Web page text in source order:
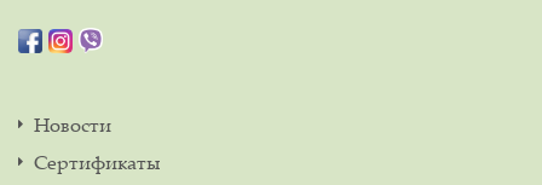
Новости
Сертификаты